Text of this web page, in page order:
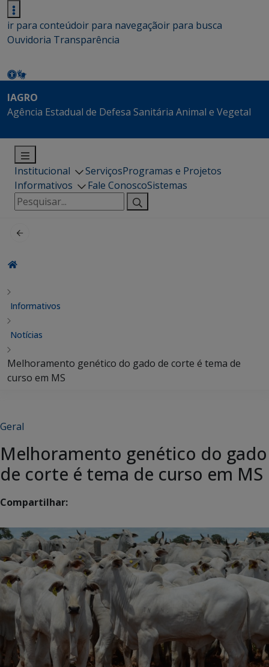
ir para conteúdoir para navegaçãoir para busca
Ouvidoria Transparência
IAGRO
Agência Estadual de Defesa Sanitária Animal e Vegetal
Institucional ServiçosProgramas e Projetos
Informativos
Fale ConoscoSistemas
Pesquisar
por:
Informativos
Notícias
Melhoramento genético do gado de corte é tema de
curso em MS
Geral
Melhoramento genético do gado
de corte é tema de curso em MS
Compartilhar: